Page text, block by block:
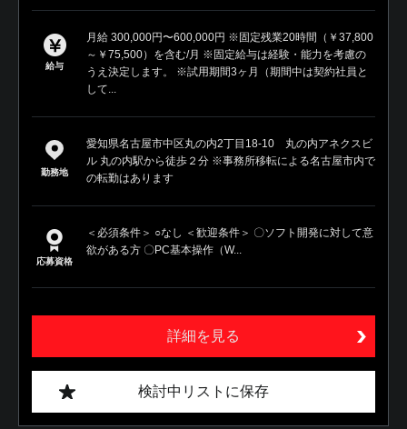
給与
月給 300,000円〜600,000円 ※固定残業20時間（￥37,800
～￥75,500）を含む/月 ※固定給与は経験・能力を考慮の
うえ決定します。 ※試用期間3ヶ月（期間中は契約社員と
して...
勤務地
愛知県名古屋市中区丸の内2丁目18-10 丸の内アネクスビ
ル 丸の内駅から徒歩２分 ※事務所移転による名古屋市内で
の転勤はあります
応募資格
＜必須条件＞ ○なし ＜歓迎条件＞ 〇ソフト開発に対して意
欲がある方 〇PC基本操作（W...
詳細を見る
検討中リストに保存